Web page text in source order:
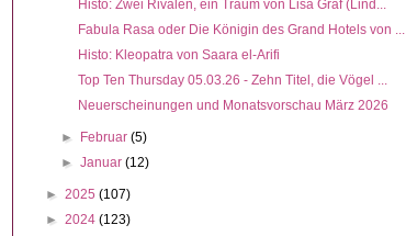
Histo: Zwei Rivalen, ein Traum von Lisa Graf (Lind...
Fabula Rasa oder Die Königin des Grand Hotels von ...
Histo: Kleopatra von Saara el-Arifi
Top Ten Thursday 05.03.26 - Zehn Titel, die Vögel ...
Neuerscheinungen und Monatsvorschau März 2026
► Februar(5)
►Januar(12)
► 2025 (107)
► 2024 (123)